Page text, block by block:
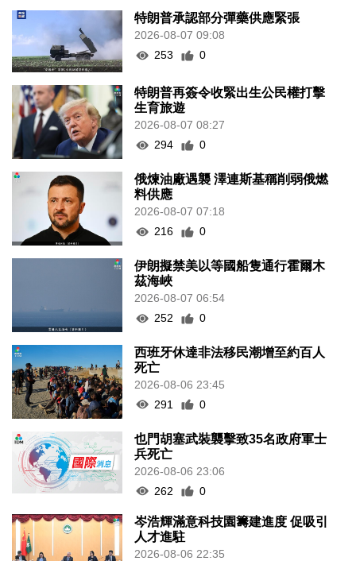
特朗普承認部分彈藥供應緊張
2026-08-07 09:08
253
0
特朗普再簽令收緊出生公民權打擊
生育旅遊
2026-08-07 08:27
294
0
俄煉油廠遇襲 澤連斯基稱削弱俄燃
料供應
2026-08-07 07:18
216
0
伊朗擬禁美以等國船隻通行霍爾木
茲海峽
2026-08-07 06:54
252
0
西班牙休達非法移民潮增至約百人
死亡
2026-08-06 23:45
291
0
也門胡塞武裝襲擊致35名政府軍士
兵死亡
2026-08-06 23:06
262
0
岑浩輝滿意科技園籌建進度 促吸引
人才進駐
2026-08-06 22:35